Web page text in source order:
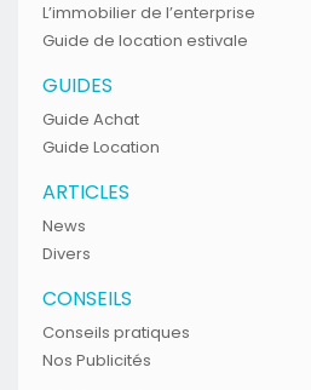
L’immobilier de l’enterprise
Guide de location estivale
GUIDES
Guide Achat
Guide Location
ARTICLES
News
Divers
CONSEILS
Conseils pratiques
Nos Publicités